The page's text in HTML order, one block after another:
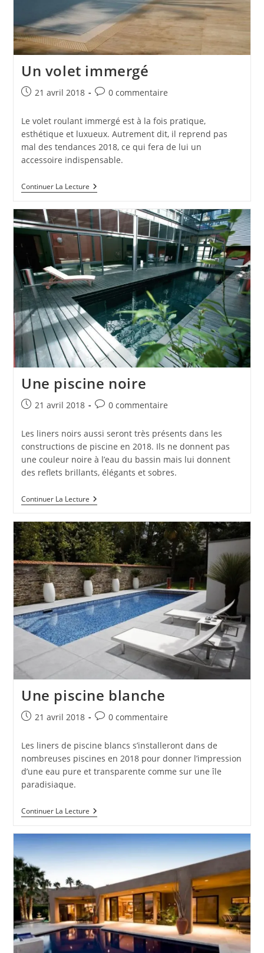
Un volet immergé
Publication
21 avril 2018
Commentaires
la
publication :
0 commentaire
Le volet roulant immergé est à la fois pratique,
esthétique et luxueux. Autrement dit, il reprend pas
mal des tendances 2018, ce qui fera de lui un
accessoire indispensable.
Continuer La LectureUn
Volet
Une piscine noire
Publication
21 avril 2018
Commentaires
publication :
0 commentaire
Les liners noirs aussi seront très présents dans les
constructions de piscine en 2018. Ils ne donnent pas
une couleur noire à l’eau du bassin mais lui donnent
des reflets brillants, élégants et sobres.
Continuer La LectureUne
Piscine
Une piscine blanche
Publication
21 avril 2018
Commentaires
la
publication :
0 commentaire
Les liners de piscine blancs s’installeront dans de
nombreuses piscines en 2018 pour donner l’impression
d’une eau pure et transparente comme sur une île
paradisiaque.
Continuer La LectureUne
Piscine